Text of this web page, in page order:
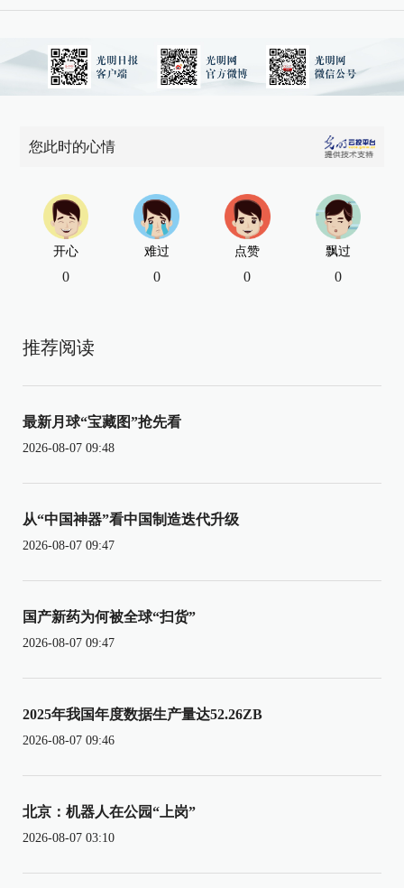
您此时的心情
开心
0
难过
0
点赞
0
飘过
0
推荐阅读
最新月球“宝藏图”抢先看
2026-08-07 09:48
从“中国神器”看中国制造迭代升级
2026-08-07 09:47
国产新药为何被全球“扫货”
2026-08-07 09:47
2025年我国年度数据生产量达52.26ZB
2026-08-07 09:46
北京：机器人在公园“上岗”
2026-08-07 03:10